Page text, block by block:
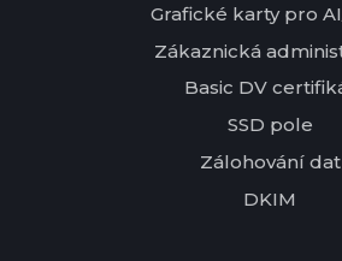
Grafické karty pro
Zákaznická
Basic DV
SSD pole
Zálohování dat
DKIM